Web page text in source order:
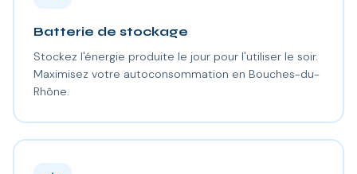
Batterie de stockage
Stockez l'énergie produite le jour pour l'utiliser le soir.
Maximisez votre autoconsommation en Bouches-du-
Rhône.